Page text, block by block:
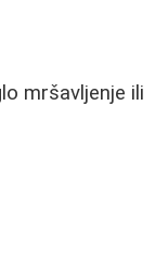
mršavljenje ili